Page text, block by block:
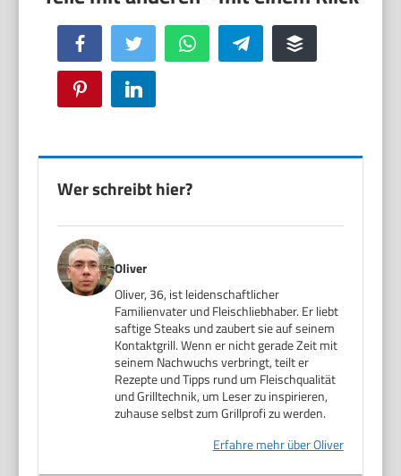
Facebook Twitter WhatsApp Telegram Buffer
Pinterest LinkedIn
Wer schreibt hier?
Oliver
Oliver, 36, ist leidenschaftlicher
Familienvater und Fleischliebhaber. Er liebt
saftige Steaks und zaubert sie auf seinem
Kontaktgrill. Wenn er nicht gerade Zeit mit
seinem Nachwuchs verbringt, teilt er
Rezepte und Tipps rund um Fleischqualität
und Grilltechnik, um Leser zu inspirieren,
zuhause selbst zum Grillprofi zu werden.
Erfahre mehr über Oliver